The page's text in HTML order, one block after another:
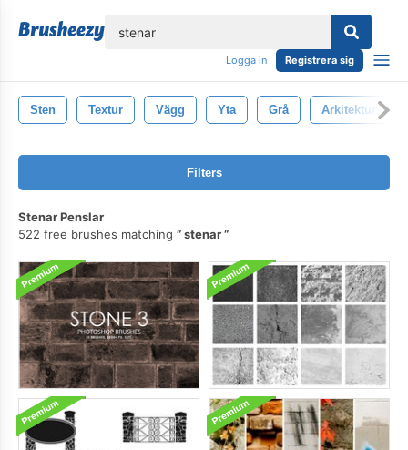
Logga in Registrera sig
Sten Textur Vägg Yta Grå Arkitektur
Filters
Stenar Penslar
522 free brushes matching
stenar